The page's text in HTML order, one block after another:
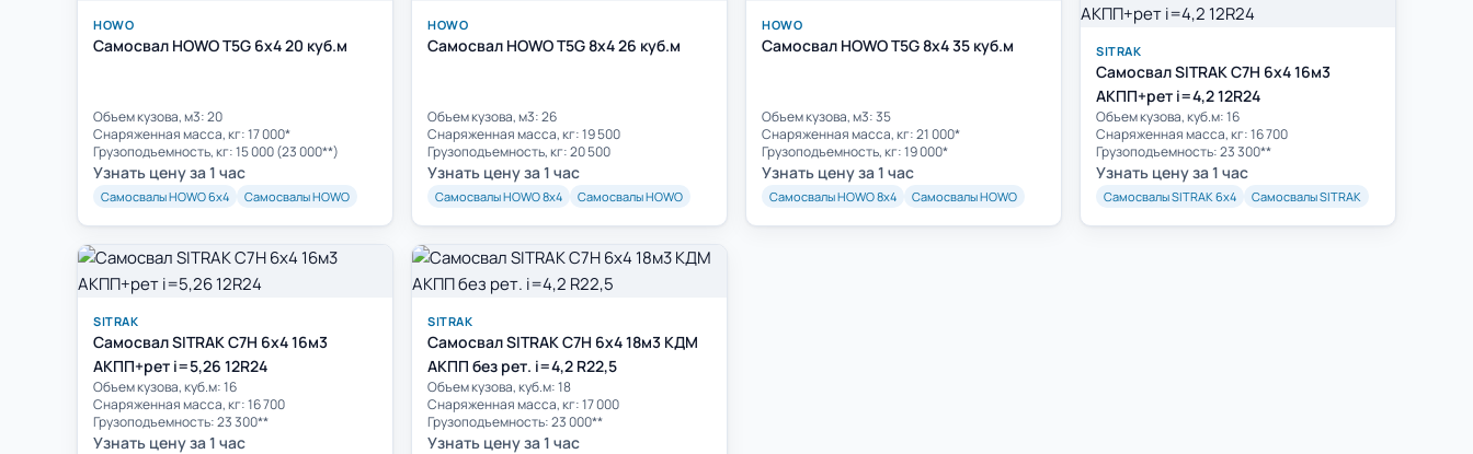
HOWO
Самосвал HOWO T5G 6x4 20 куб.м
Объем кузова, м3: 20
Cнаряженная масса, кг: 17 000*
Грузоподъемность, кг: 15 000 (23 000**)
Узнать цену за 1 час
Самосвалы HOWO 6х4 Самосвалы HOWO
HOWO
Самосвал HOWO T5G 8х4 26 куб.м
Объем кузова, м3: 26
Cнаряженная масса, кг: 19 500
Грузоподъемность, кг: 20 500
Узнать цену за 1 час
Самосвалы HOWO 8х4 Самосвалы HOWO
HOWO
Самосвал HOWO T5G 8х4 35 куб.м
Объем кузова, м3: 35
Cнаряженная масса, кг: 21 000*
Грузоподъемность, кг: 19 000*
Узнать цену за 1 час
Самосвалы HOWO 8х4 Самосвалы HOWO
SITRAK
Самосвал SITRAK C7H 6x4 16м3
АКПП+рет i=4,2 12R24
Объем кузова, куб.м: 16
Cнаряженная масса, кг: 16 700
Грузоподъемность: 23 300**
Узнать цену за 1 час
Самосвалы SITRAK 6х4 Самосвалы SITRAK
SITRAK
Самосвал SITRAK C7H 6x4 16м3
АКПП+рет i=5,26 12R24
Объем кузова, куб.м: 16
Cнаряженная масса, кг: 16 700
Грузоподъемность: 23 300**
Узнать цену за 1 час
SITRAK
Самосвал SITRAK C7H 6x4 18м3 КДМ
АКПП без рет. i=4,2 R22,5
Объем кузова, куб.м: 18
Cнаряженная масса, кг: 17 000
Грузоподъемность: 23 000**
Узнать цену за 1 час